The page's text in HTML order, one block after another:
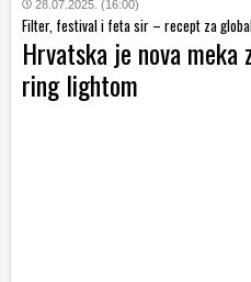
28.07.2025. (16:00)
Filter, festival i feta sir – recept za
Hrvatska je nova meka
ring lightom